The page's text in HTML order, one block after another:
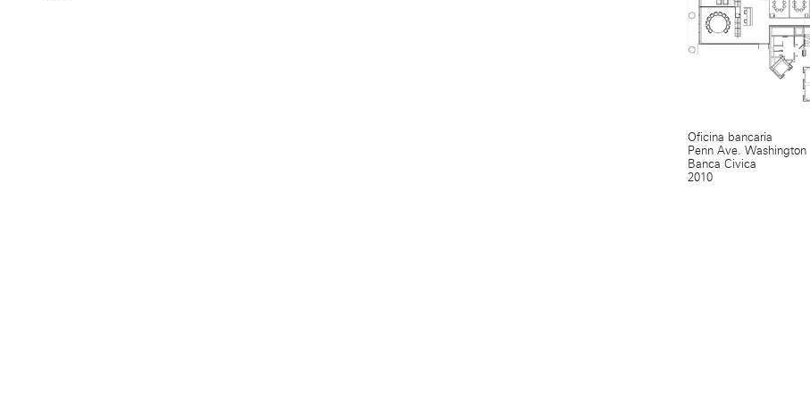
Oficina bancaria
Penn Ave. Washington
Banca Civica
2010